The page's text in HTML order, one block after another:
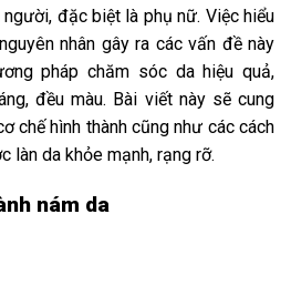
đặc biệt là phụ nữ. Việc hiểu
nhân gây ra các vấn đề này
pháp chăm sóc da hiệu quả,
đều màu. Bài viết này sẽ cung
chế hình thành cũng như các cách
làn da khỏe mạnh, rạng rỡ.
nám da